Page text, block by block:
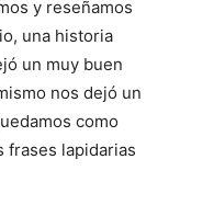
y reseñamos
una historia
un muy buen
nos dejó un
como
frases lapidarias